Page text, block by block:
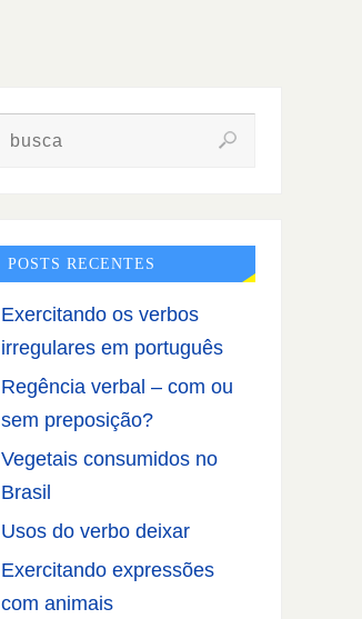
POSTS RECENTES
Exercitando os verbos
irregulares em português
Regência verbal – com ou
sem preposição?
Vegetais consumidos no
Brasil
Usos do verbo deixar
Exercitando expressões
com animais